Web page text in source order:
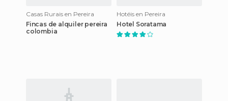
Casas Rurais en Pereira
Fincas de alquiler pereira
colombia
Hotéis en Pereira
Hotel Soratama